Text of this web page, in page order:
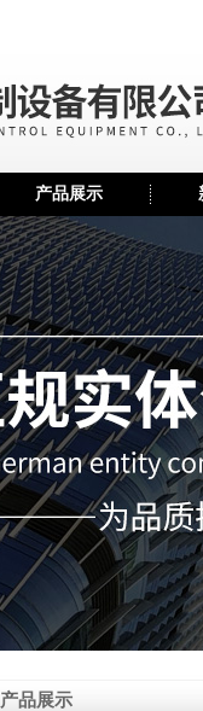
产品展示
产品展示